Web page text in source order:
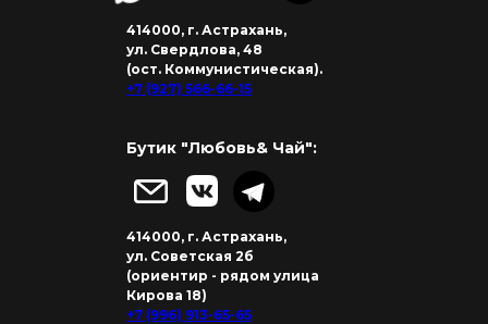
414000, г. Астрахань,
ул. Свердлова, 48
(ост. Коммунистическая).
+7 (927) 566-66-15
414000, г. Астрахань,
ул. Советская 2б
(ориентир - рядом улица
Кирова 18)
+7 (996) 913-65-65
Бутик "Любовь& Чай":